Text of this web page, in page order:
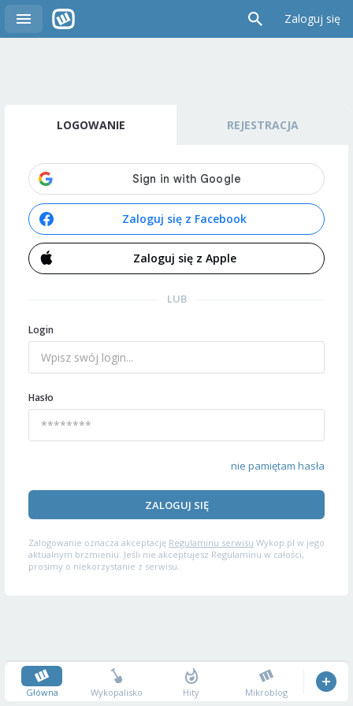
Zaloguj się
LOGOWANIE REJESTRACJA
Zaloguj się z Facebook
Zaloguj się z Apple
LUB
Login
Hasło
nie pamiętam hasła
ZALOGUJ SIĘ
Zalogowanie oznacza akceptację Regulaminu serwisu Wykop.pl w jego
aktualnym brzmieniu. Jeśli nie akceptujesz Regulaminu w całości,
prosimy o niekorzystanie z serwisu.
Główna Wykopalisko Hity Mikroblog